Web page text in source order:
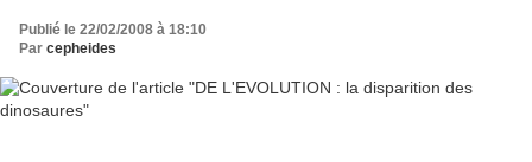
Publié le 22/02/2008 à 18:10
Par cepheides